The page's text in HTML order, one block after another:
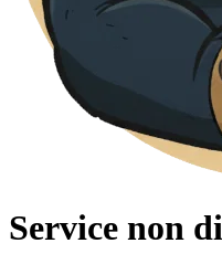
Service non